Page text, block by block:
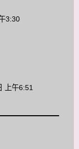
3:30
上午6:51